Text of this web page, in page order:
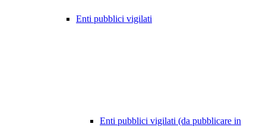
Enti pubblici vigilati
Enti pubblici vigilati (da pubblicare in